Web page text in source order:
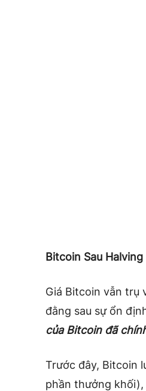
Bitcoin Sau
Giá Bitcoin vẫn trụ
đằng sau sự ổn
của Bitcoin đã
Trước đây, Bitcoin
phần thưởng